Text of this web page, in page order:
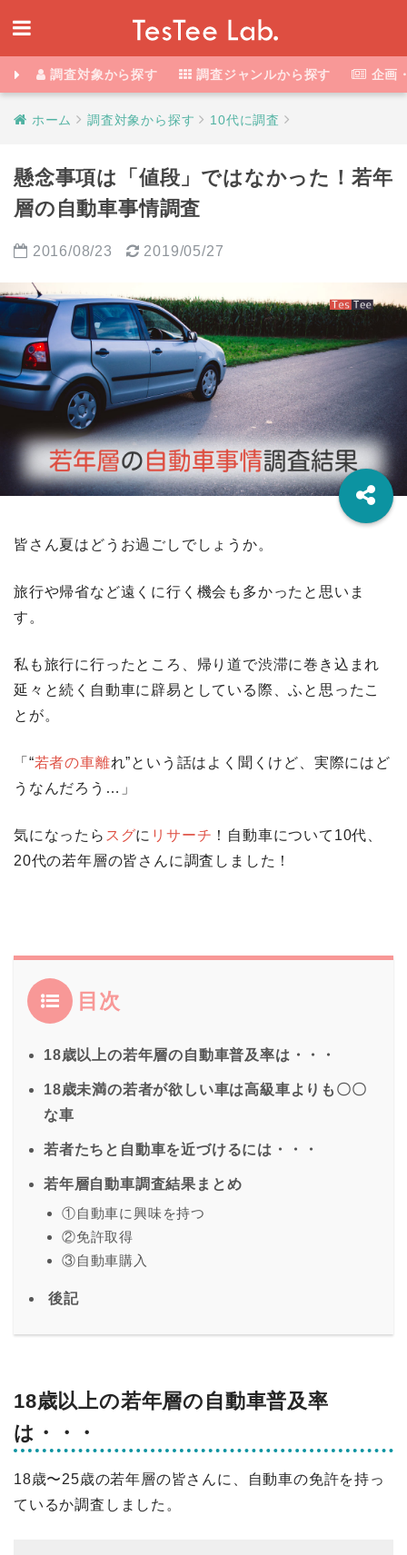
調査対象から探す 調査ジャンルから探す 企画
ホーム 調査対象から探す 10代に調査
懸念事項は「値段」ではなかった！若年
層の自動車事情調査
2016/08/23 2019/05/27
皆さん夏はどうお過ごしでしょうか。
旅行や帰省など遠くに行く機会も多かったと思いま
す。
私も旅行に行ったところ、帰り道で渋滞に巻き込まれ
延々と続く自動車に辟易としている際、ふと思ったこ
とが。
「“若者の車離れ”という話はよく聞くけど、実際にはど
うなんだろう…」
気になったら スグに リサーチ ！自動車について10代、
20代の若年層の皆さんに調査しました！
目次
18歳以上の若年層の自動車普及率は・・・
18歳未満の若者が欲しい車は高級車よりも〇〇
な車
若者たちと自動車を近づけるには・・・
若年層自動車調査結果まとめ
①自動車に興味を持つ
②免許取得
③自動車購入
後記
18歳以上の若年層の自動車普及率
は・・・
18歳〜25歳の若年層の皆さんに、自動車の免許を持っ
ているか調査しました。